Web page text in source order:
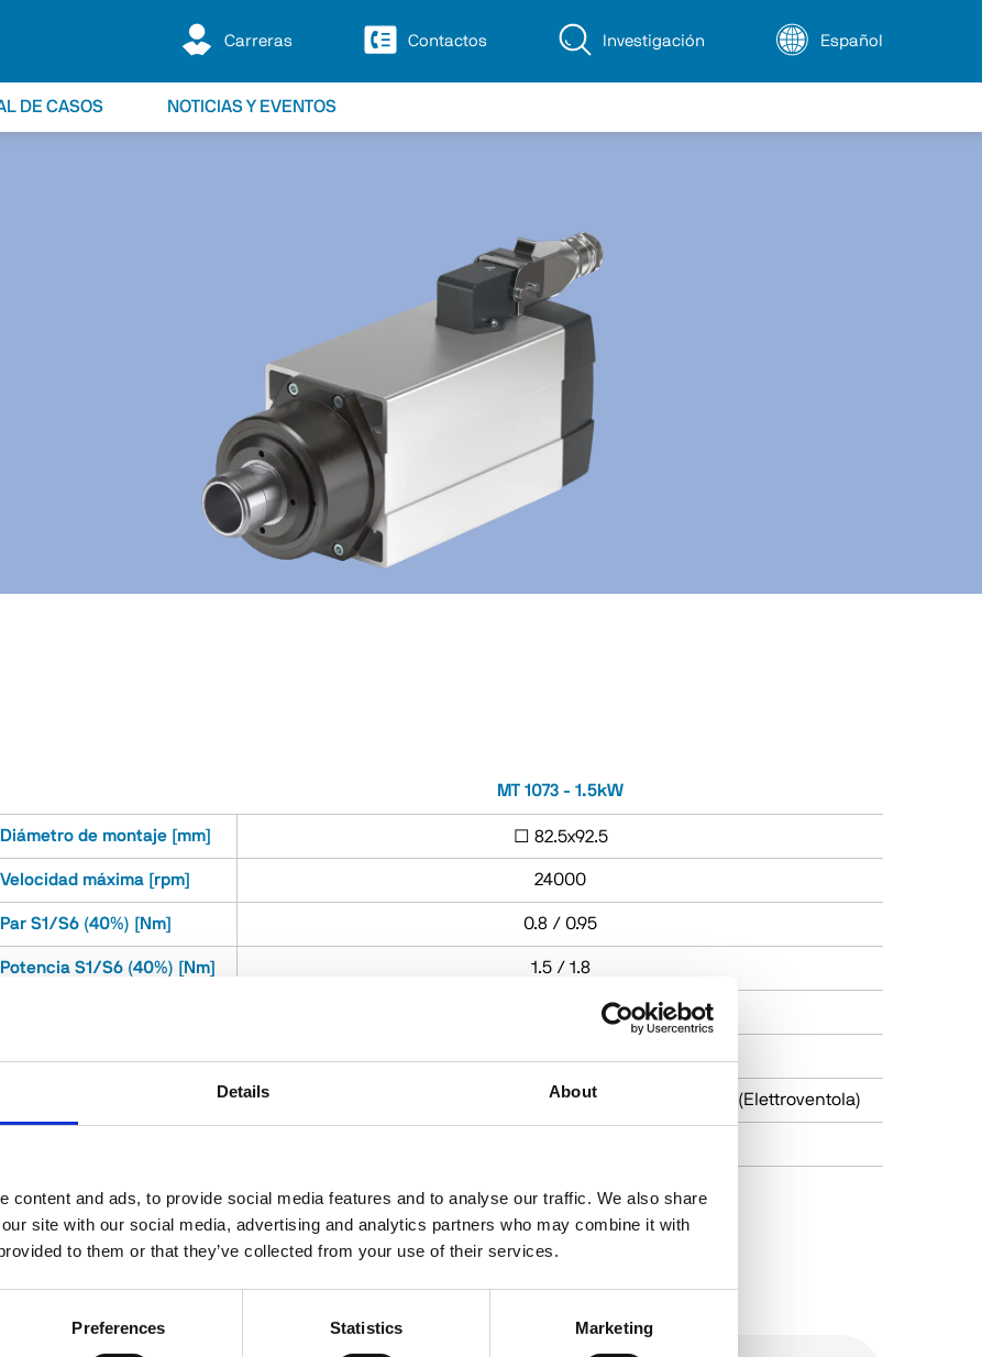
Details About
content and ads, to provide social media features and to analyse our traffic. We also share
site with our social media, advertising and analytics partners who may combine it with
to them or that they’ve collected from your use of their services.
Preferences Statistics Marketing
Carreras Contactos Investigación Español
DE CASOS NOTICIAS Y EVENTOS
MT 1073 - 1.5kW
Diámetro de montaje [mm] □ 82.5x92.5
Velocidad máxima [rpm] 24000
Par S1/S6 (40%) [Nm] 0.8 / 0.95
Potencia S1/S6 (40%) [Nm] 1.5 / 1.8
Shaft driven fun (Ventola calettata su albero) / Electric fan (Elettroventola)